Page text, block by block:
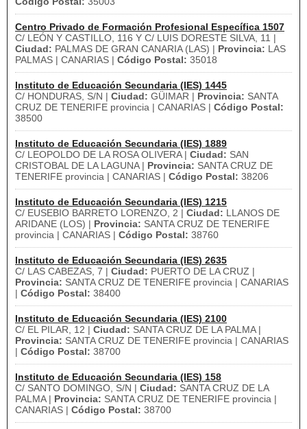
Centro Privado de Formación Profesional Específica 1507
C/ LEÓN Y CASTILLO, 116 Y C/ LUIS DORESTE SILVA, 11 |
Ciudad: PALMAS DE GRAN CANARIA (LAS) | Provincia: LAS
PALMAS | CANARIAS | Código Postal: 35018
Instituto de Educación Secundaria (IES) 1445
C/ HONDURAS, S/N | Ciudad: GÜIMAR | Provincia: SANTA
CRUZ DE TENERIFE provincia | CANARIAS | Código Postal:
38500
Instituto de Educación Secundaria (IES) 1889
C/ LEOPOLDO DE LA ROSA OLIVERA | Ciudad: SAN
CRISTOBAL DE LA LAGUNA | Provincia: SANTA CRUZ DE
TENERIFE provincia | CANARIAS | Código Postal: 38206
Instituto de Educación Secundaria (IES) 1215
C/ EUSEBIO BARRETO LORENZO, 2 | Ciudad: LLANOS DE
ARIDANE (LOS) | Provincia: SANTA CRUZ DE TENERIFE
provincia | CANARIAS | Código Postal: 38760
Instituto de Educación Secundaria (IES) 2635
C/ LAS CABEZAS, 7 | Ciudad: PUERTO DE LA CRUZ |
Provincia: SANTA CRUZ DE TENERIFE provincia | CANARIAS
| Código Postal: 38400
Instituto de Educación Secundaria (IES) 2100
C/ EL PILAR, 12 | Ciudad: SANTA CRUZ DE LA PALMA |
Provincia: SANTA CRUZ DE TENERIFE provincia | CANARIAS
| Código Postal: 38700
Instituto de Educación Secundaria (IES) 158
C/ SANTO DOMINGO, S/N | Ciudad: SANTA CRUZ DE LA
PALMA | Provincia: SANTA CRUZ DE TENERIFE provincia |
CANARIAS | Código Postal: 38700